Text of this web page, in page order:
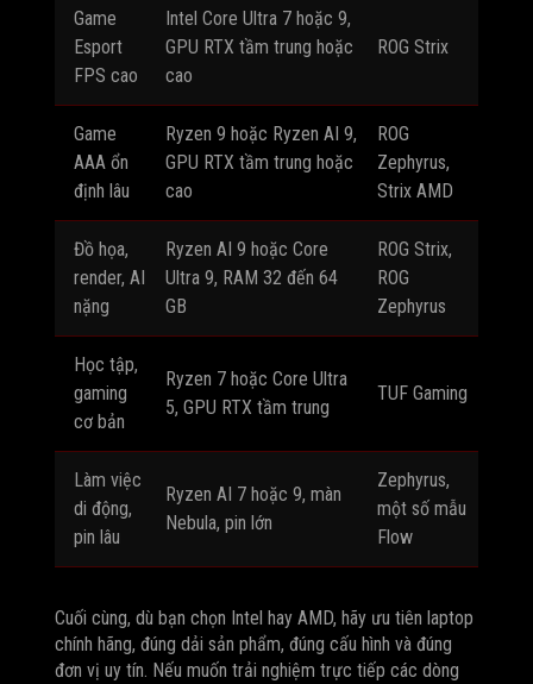
Game
Esport
FPS cao
Intel Core Ultra 7 hoặc 9,
GPU RTX tầm trung hoặc
cao
ROG Strix
Game
AAA ổn
định lâu
Ryzen 9 hoặc Ryzen AI 9,
GPU RTX tầm trung hoặc
cao
ROG
Zephyrus,
Strix AMD
Đồ họa,
render, AI
nặng
Ryzen AI 9 hoặc Core
Ultra 9, RAM 32 đến 64
GB
ROG Strix,
ROG
Zephyrus
Học tập,
gaming
cơ bản
Ryzen 7 hoặc Core Ultra
5, GPU RTX tầm trung
TUF Gaming
Làm việc
di động,
pin lâu
Ryzen AI 7 hoặc 9, màn
Nebula, pin lớn
Zephyrus,
một số mẫu
Flow
Cuối cùng, dù bạn chọn Intel hay AMD, hãy ưu tiên laptop
chính hãng, đúng dải sản phẩm, đúng cấu hình và đúng
đơn vị uy tín. Nếu muốn trải nghiệm trực tiếp các dòng